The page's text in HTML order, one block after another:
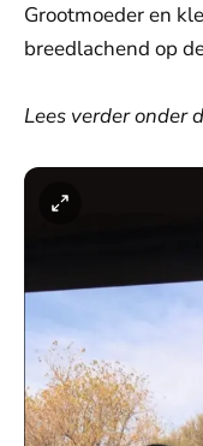
Grootmoeder en
breedlachend op
Lees verder onder